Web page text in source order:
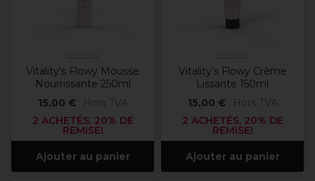
Vitality's Flowy Mousse
Nourrissante 250ml
15,00 €
Hors TVA
2 ACHETÉS, 20% DE
REMISE!
Ajouter au panier
Vitality's Flowy Crème
Lissante 150ml
15,00 €
Hors TVA
2 ACHETÉS, 20% DE
REMISE!
Ajouter au panier